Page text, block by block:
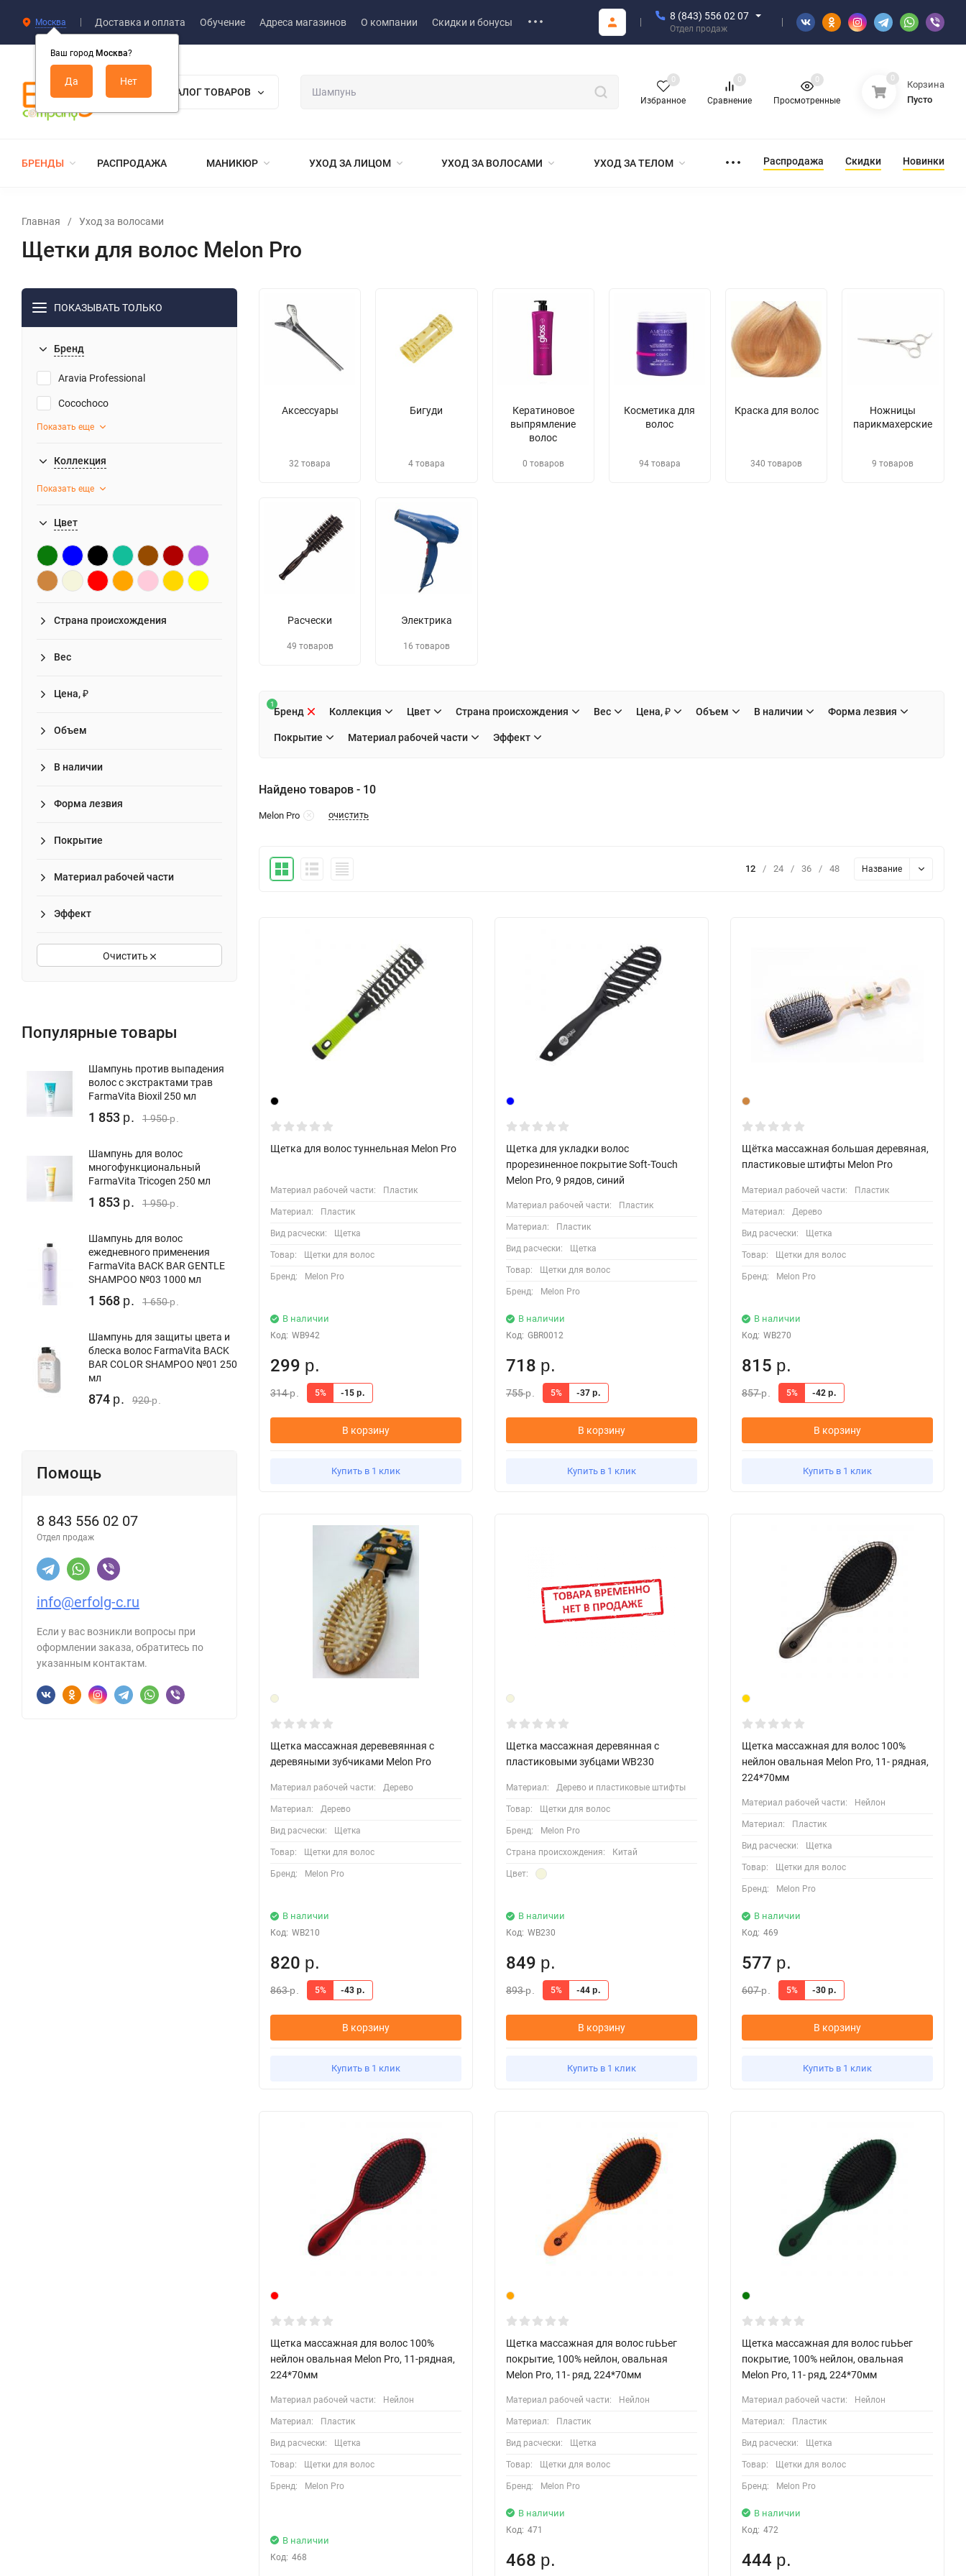
Москва
Ваш город Москва?
Доставка и оплата Обучение Адреса магазинов О компании Скидки и бонусы
8 (843) 556 02 07
Отдел продаж
КАТАЛОГ ТОВАРОВ
Избранное
0
Сравнение
0
Просмотренные
0 0
Корзина
Пусто
БРЕНДЫ РАСПРОДАЖА МАНИКЮР УХОД ЗА ЛИЦОМ УХОД ЗА ВОЛОСАМИ УХОД ЗА ТЕЛОМ Распродажа Скидки Новинки
Главная / Уход за волосами
Щетки для волос Melon Pro
ПОКАЗЫВАТЬ ТОЛЬКО
Бренд
Aravia Professional
Cocochoco
Показать еще
Коллекция
Показать еще
Цвет
Страна происхождения
Вес
Цена, ₽
Объем
В наличии
Форма лезвия
Покрытие
Материал рабочей части
Эффект
Очистить
Популярные товары
Шампунь против выпадения
волос с экстрактами трав
FarmaVita Bioxil 250 мл
1 853 р. 1 950р.
Шампунь для волос
многофункциональный
FarmaVita Tricogen 250 мл
1 853 р. 1 950р.
Шампунь для волос
ежедневного применения
FarmaVita BACK BAR GENTLE
SHAMPOO №03 1000 мл
1 568 р. 1 650р.
Шампунь для защиты цвета и
блеска волос FarmaVita BACK
BAR COLOR SHAMPOO №01 250
мл
874 р. 920р.
Помощь
8 843 556 02 07
Отдел продаж
info@erfolg-c.ru
Если у вас возникли вопросы при
оформлении заказа, обратитесь по
указанным контактам.
Аксессуары
32 товара
Бигуди
4 товара
Кератиновое
выпрямление
волос
0 товаров
Косметика для
волос
94 товара
Краска для волос
340 товаров
Ножницы
парикмахерские
9 товаров
Расчески
49 товаров
Электрика
16 товаров
Бренд
1
Коллекция Цвет Страна происхождения Вес Цена, ₽ Объем В наличии Форма лезвия
Покрытие Материал рабочей части Эффект
Найдено товаров - 10
Melon Pro очистить
12 / 24 / 36 / 48 Название
Щетка для волос туннельная Мelon Pro
Материал рабочей части: Пластик
Материал: Пластик
Вид расчески: Щетка
Товар: Щетки для волос
Бренд: Melon Pro
В наличии
Код: WB942
299 р.
314р. 5% -15 р.
В корзину
Купить в 1 клик
Щетка для укладки волос
прорезиненное покрытие Soft-Touch
Мelon Pro, 9 рядов, синий
Материал рабочей части: Пластик
Материал: Пластик
Вид расчески: Щетка
Товар: Щетки для волос
Бренд: Melon Pro
В наличии
Код: GBR0012
718 р.
755р. 5% -37 р.
В корзину
Купить в 1 клик
Щётка массажная большая деревяная,
пластиковые штифты Melon Pro
Материал рабочей части: Пластик
Материал: Дерево
Вид расчески: Щетка
Товар: Щетки для волос
Бренд: Melon Pro
В наличии
Код: WB270
815 р.
857р. 5% -42 р.
В корзину
Купить в 1 клик
Щетка массажная деревевянная с
деревяными зубчиками Melon Pro
Материал рабочей части: Дерево
Материал: Дерево
Вид расчески: Щетка
Товар: Щетки для волос
Бренд: Melon Pro
В наличии
Код: WB210
820 р.
863р. 5% -43 р.
В корзину
Купить в 1 клик
Щетка массажная деревянная с
пластиковыми зубцами WB230
Материал: Дерево и пластиковые штифты
Товар: Щетки для волос
Бренд: Melon Pro
Страна происхождения: Китай
Цвет:
В наличии
Код: WB230
849 р.
893р. 5% -44 р.
В корзину
Купить в 1 клик
Щетка массажная для волос 100%
нейлон овальная Мelon Pro, 11- рядная,
224*70мм
Материал рабочей части: Нейлон
Материал: Пластик
Вид расчески: Щетка
Товар: Щетки для волос
Бренд: Melon Pro
В наличии
Код: 469
577 р.
607р. 5% -30 р.
В корзину
Купить в 1 клик
Щетка массажная для волос 100%
нейлон овальная Мelon Pro, 11-рядная,
224*70мм
Материал рабочей части: Нейлон
Материал: Пластик
Вид расчески: Щетка
Товар: Щетки для волос
Бренд: Melon Pro
В наличии
Код: 468
Щетка массажная для волос ruЬЬег
покрытие, 100% нейлон, овальная
Melon Pro, 11- ряд, 224*70мм
Материал рабочей части: Нейлон
Материал: Пластик
Вид расчески: Щетка
Товар: Щетки для волос
Бренд: Melon Pro
В наличии
Код: 471
468 р.
Щетка массажная для волос ruЬЬег
покрытие, 100% нейлон, овальная
Melon Pro, 11- ряд, 224*70мм
Материал рабочей части: Нейлон
Материал: Пластик
Вид расчески: Щетка
Товар: Щетки для волос
Бренд: Melon Pro
В наличии
Код: 472
444 р.